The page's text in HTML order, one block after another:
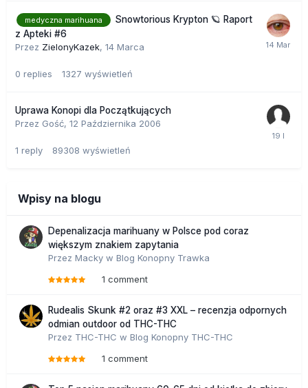
medyczna marihuana
Snowtorious Krypton 🪐 Raport
z Apteki #6
Przez ZielonyKazek, 14 Marca
0 replies 1327 wyświetleń
Uprawa Konopi dla Początkujących
Przez Gość, 12 Października 2006
1 reply 89308 wyświetleń
Wpisy na blogu
Depenalizacja marihuany w Polsce pod coraz
większym znakiem zapytania
Przez Macky w Blog Konopny Trawka
1 comment
Rudealis Skunk #2 oraz #3 XXL – recenzja odpornych
odmian outdoor od THC-THC
Przez THC-THC w Blog Konopny THC-THC
1 comment